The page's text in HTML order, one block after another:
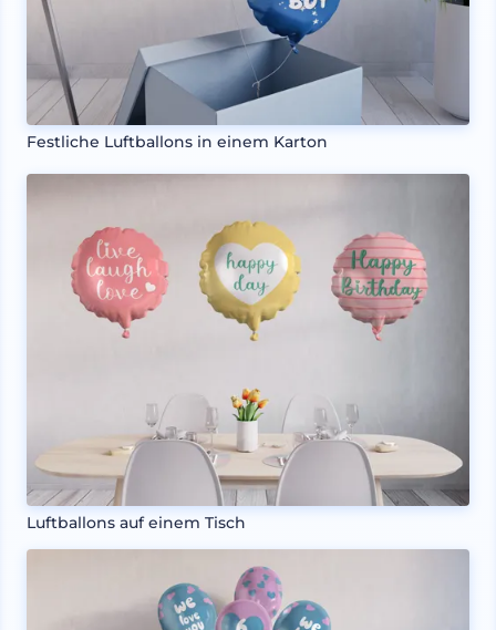
Festliche Luftballons in einem Karton
Luftballons auf einem Tisch